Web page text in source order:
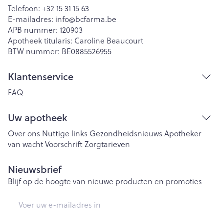
Telefoon: +32 15 31 15 63
E-mailadres: info@bcfarma.be
APB nummer: 120903
Apotheek titularis: Caroline Beaucourt
BTW nummer: BE0885526955
Klantenservice
FAQ
Uw apotheek
Over ons Nuttige links Gezondheidsnieuws Apotheker
van wachtVoorschriftZorgtarieven
Nieuwsbrief
Blijf op de hoogte van nieuwe producten en promoties